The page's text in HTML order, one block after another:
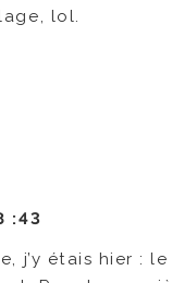
lol.
:43
j’y étais hier :